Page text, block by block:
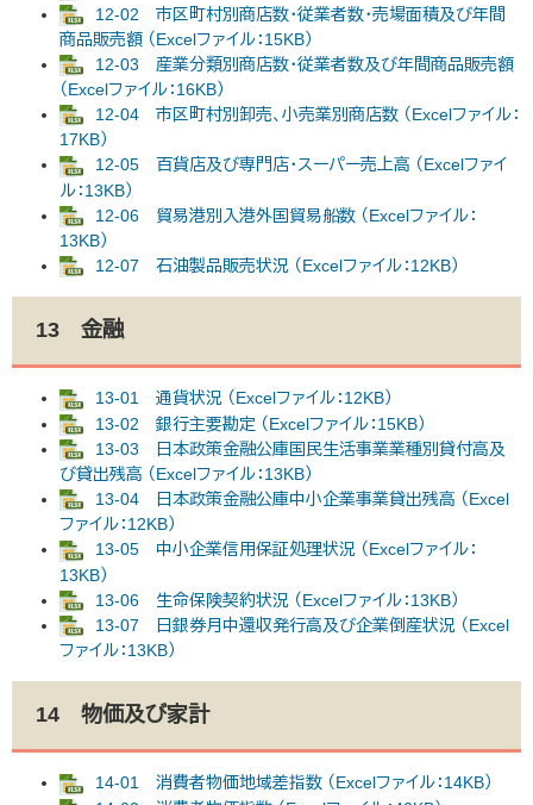
12-02 市区町村別商店数・従業者数・売場面積及び年間
商品販売額 （Excelファイル：15KB）
12-03 産業分類別商店数・従業者数及び年間商品販売額
（Excelファイル：16KB）
12-04 市区町村別卸売、小売業別商店数 （Excelファイル：
17KB）
12-05 百貨店及び専門店・スーパー売上高 （Excelファイ
ル：13KB）
12-06 貿易港別入港外国貿易船数 （Excelファイル：
13KB）
12-07 石油製品販売状況 （Excelファイル：12KB）
13 金融
13-01 通貨状況 （Excelファイル：12KB）
13-02 銀行主要勘定 （Excelファイル：15KB）
13-03 日本政策金融公庫国民生活事業業種別貸付高及
び貸出残高 （Excelファイル：13KB）
13-04 日本政策金融公庫中小企業事業貸出残高 （Excel
ファイル：12KB）
13-05 中小企業信用保証処理状況 （Excelファイル：
13KB）
13-06 生命保険契約状況 （Excelファイル：13KB）
13-07 日銀券月中還収発行高及び企業倒産状況 （Excel
ファイル：13KB）
14 物価及び家計
14-01 消費者物価地域差指数 （Excelファイル：14KB）